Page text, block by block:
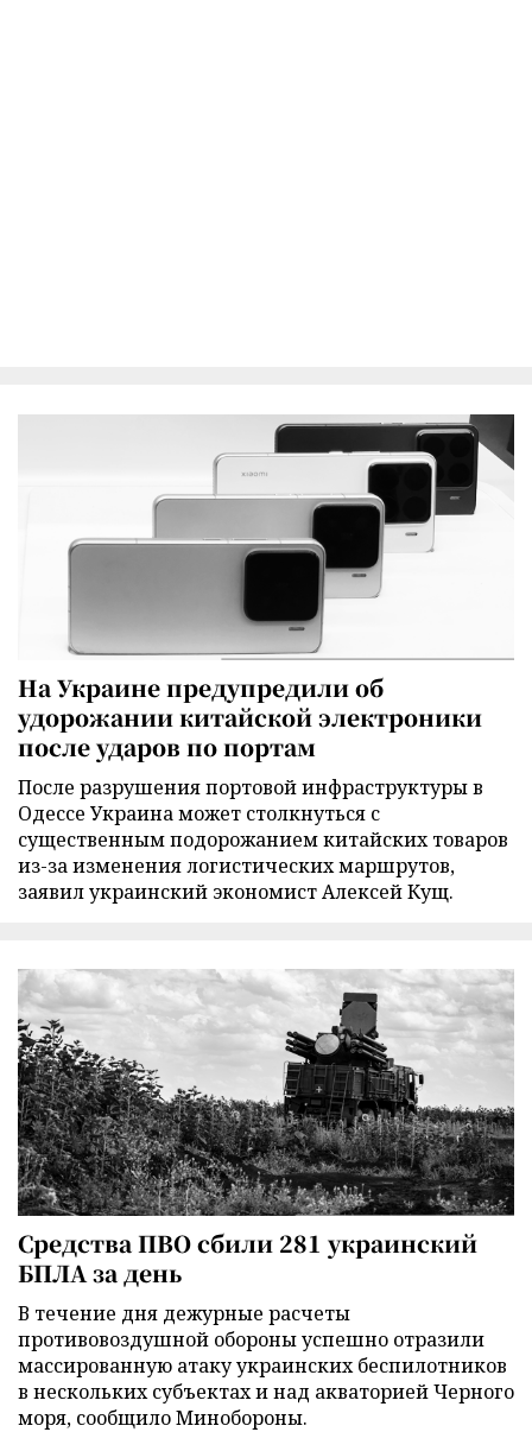
На Украине предупредили об
удорожании китайской электроники
после ударов по портам
После разрушения портовой инфраструктуры в
Одессе Украина может столкнуться с
существенным подорожанием китайских товаров
из-за изменения логистических маршрутов,
заявил украинский экономист Алексей Кущ.
Средства ПВО сбили 281 украинский
БПЛА за день
В течение дня дежурные расчеты
противовоздушной обороны успешно отразили
массированную атаку украинских беспилотников
в нескольких субъектах и над акваторией Черного
моря, сообщило Минобороны.